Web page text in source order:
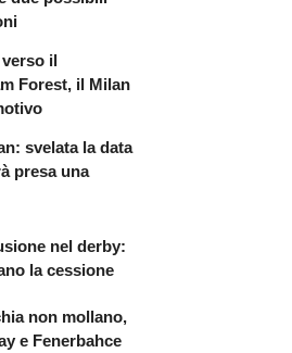
il
Forest, il Milan
svelata la data
presa una
nel derby:
la cessione
non mollano,
e Fenerbahce